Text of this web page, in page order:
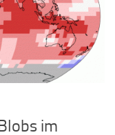
im